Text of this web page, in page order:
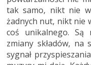
tak samo, nikt nie
żadnych nut, nikt nie
coś unikalnego. Są
zmiany składów, na
sygnał